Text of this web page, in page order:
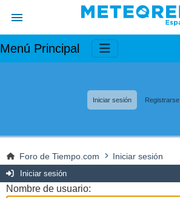
Menú Principal
Iniciar sesión Registrarse
Foro de Tiempo.com Iniciar sesión
Iniciar sesión
Nombre de usuario: